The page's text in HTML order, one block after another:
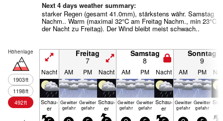
Next 4 days weather summary:
starker Regen (gesamt 41.0mm), stärkstens währ. Samstag
Nachm.. Warm (maximal 32°C am Freitag Nachm., min 23°C in
der Nacht zu Freitag). Der Wind bleibt meist schwach..
Höhenlage
1903ft
1198ft
492ft
Freitag
7
Samstag
8
Sonntag
9
Nacht AM PM Nacht AM PM Nacht AM PM
Schau­
er
Gewitter
gefahr
Gewitter
gefahr
Schau­
er
Gewitter
gefahr
Gewitter
gefahr
Schau­
er
Gewitter
gefahr
Gewitter
gefahr